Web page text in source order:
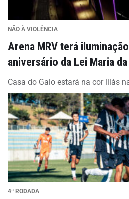
NÃO À VIOLÊNCIA
Arena MRV terá
aniversário da Lei Maria da
Casa do Galo estará na cor lilás
4ª RODADA